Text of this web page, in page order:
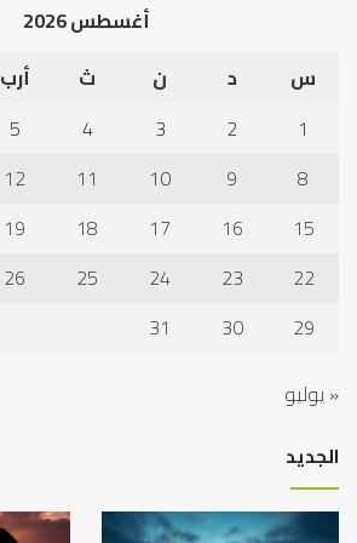
أغسطس 2026
س
د ن ث أرب
1
2
3
4
5
8
9
10
11
12
15
16
17
18
19
22
23
24
25
26
29
30
31
« يوليو
الجديد